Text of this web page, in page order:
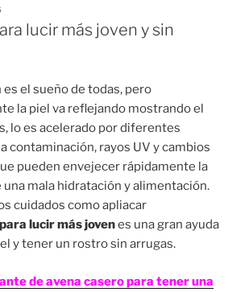
lucir más joven y sin
el sueño de todas, pero
la piel va reflejando mostrando el
lo es acelerado por diferentes
contaminación, rayos UV y cambios
pueden envejecer rápidamente la
una mala hidratación y alimentación.
cuidados como apliacar
lucir más jovenes una gran ayuda
y tener un rostro sin arrugas.
de avena casero para tener una